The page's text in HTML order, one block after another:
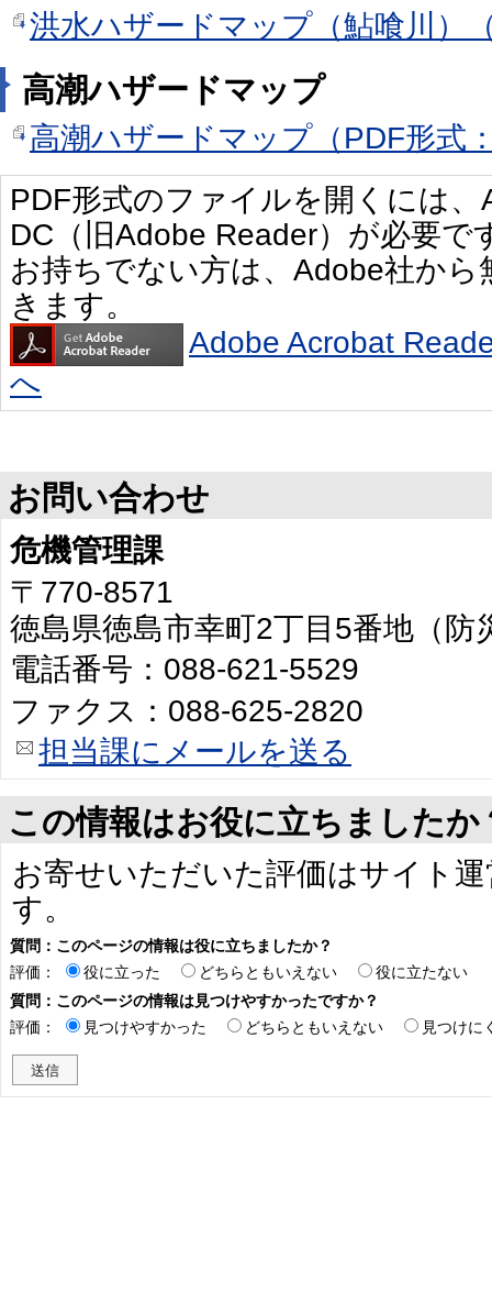
洪水ハザードマップ（鮎喰川）
高潮ハザードマップ
高潮ハザードマップ（PDF形式
PDF形式のファイルを開くには
DC（旧Adobe Reader）が必要で
お持ちでない方は、Adobe社か
きます。
Adobe Acrobat
へ
お問い合わせ
危機管理課
〒770-8571
徳島県徳島市幸町2丁目5番地（防
電話番号：088-621-5529
ファクス：088-625-2820
担当課にメールを送る
この情報はお役に立ちましたか
お寄せいただいた評価はサイト
す。
質問：このページの情報は役に立ちましたか？
評価：
役に立った どちらともいえない
役に立たない
質問：このページの情報は見つけやすかったですか？
評価：
見つけやすかった どちらともいえない 見つけに